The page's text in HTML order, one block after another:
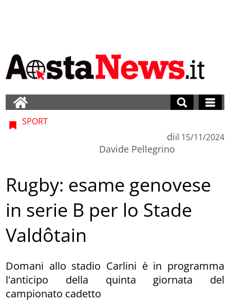
SPORT
di
Davide Pellegrino
il 15/11/2024
Rugby: esame genovese
in serie B per lo Stade
Valdôtain
Domani allo stadio Carlini è in programma
l'anticipo della quinta giornata del
campionato cadetto